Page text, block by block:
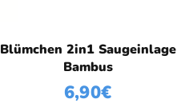
Blümchen 2in1 Saugeinlage
Bambus
6,90€